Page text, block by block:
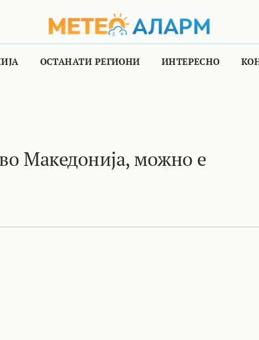
ОСТАНАТИ РЕГИОНИ ИНТЕРЕСНО
Македонија, можно е